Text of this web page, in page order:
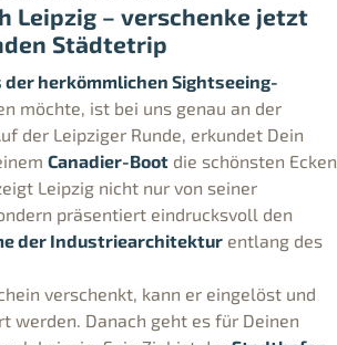
Leipzig – verschenke jetzt
Städtetrip
herkömmlichen Sightseeing-
möchte, ist bei uns genau an der
der Leipziger Runde, erkundet Dein
Canadier-Boot die schönsten Ecken
Leipzig nicht nur von seiner
präsentiert eindrucksvoll den
der Industriearchitektur entlang des
verschenkt, kann er eingelöst und
werden. Danach geht es für Deinen